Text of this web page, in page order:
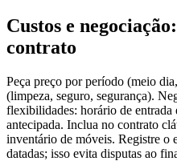
Custos e
contrato
Peça preço por período (meio
(limpeza, seguro, segurança).
flexibilidades: horário de entrada
antecipada. Inclua no contrato
inventário de móveis. Registre o
datadas; isso evita disputas ao